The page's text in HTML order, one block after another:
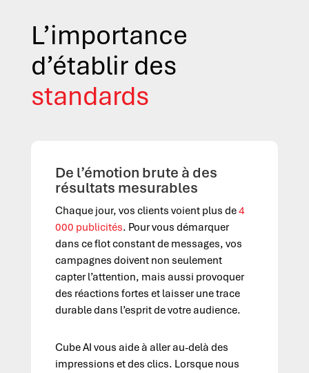
L’importance
d’établir des
standards
De l’émotion brute à des
résultats mesurables
Chaque jour, vos clients voient plus de4
000 publicités. Pour vous démarquer
dans ce flot constant de messages, vos
campagnes doivent non seulement
capter l’attention, mais aussi provoquer
des réactions fortes et laisser une trace
durable dans l’esprit de votre audience.
Cube AI vous aide à aller au-delà des
impressions et des clics. Lorsque nous